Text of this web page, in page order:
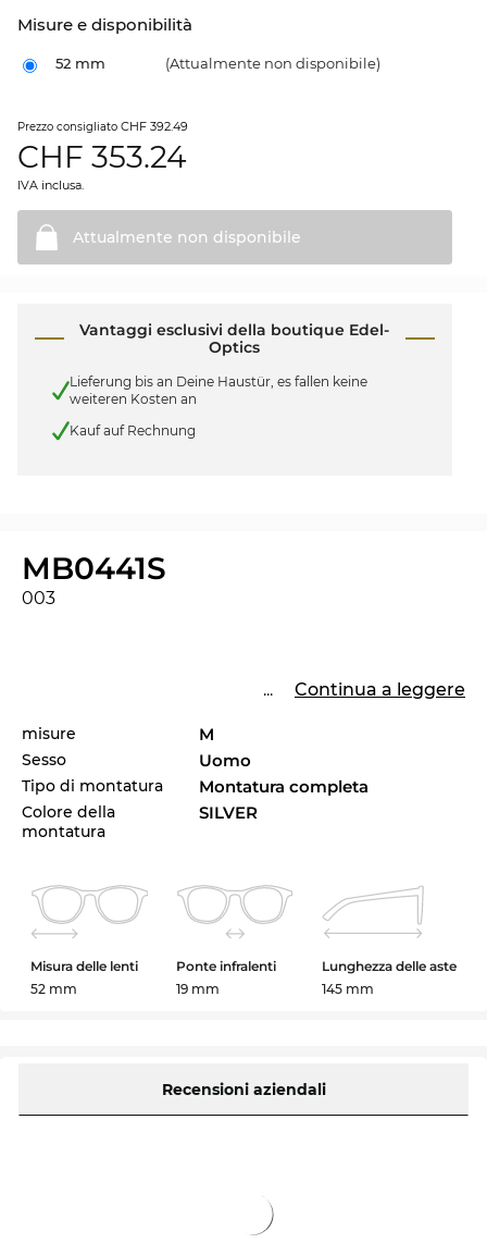
Misure e disponibilità
52 mm (Attualmente non disponibile)
Prezzo consigliato CHF 392.49
CHF 353.24
IVA inclusa.
Attualmente non disponibile
Vantaggi esclusivi della boutique Edel-
Optics
Lieferung bis an Deine Haustür, es fallen keine
weiteren Kosten an
Kauf auf Rechnung
MB0441S
003
... Continua a leggere
misure M
Sesso Uomo
Tipo di montatura Montatura completa
Colore della
montatura
SILVER
Misura delle lenti
52 mm
Ponte infralenti
19 mm
Lunghezza delle aste
145 mm
Recensioni aziendali